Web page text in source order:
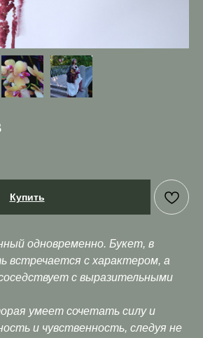
Купить
одновременно. Букет, в
встречается с характером, а
с выразительными
умеет сочетать силу и
и чувственность, следуя не